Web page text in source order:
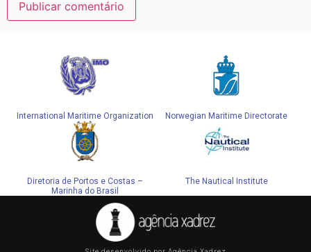
International Maritime Organization Norwegian Maritime Directorate
Diretoria de Portos e Costas –
Marinha do Brasil
The Nautical Institute